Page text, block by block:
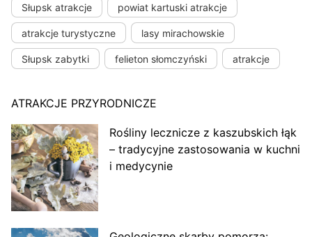
Słupsk atrakcje powiat kartuski atrakcje
atrakcje turystyczne lasy mirachowskie
Słupsk zabytki felieton słomczyński atrakcje
ATRAKCJE PRZYRODNICZE
Rośliny lecznicze z kaszubskich łąk
– tradycyjne zastosowania w kuchni
i medycynie